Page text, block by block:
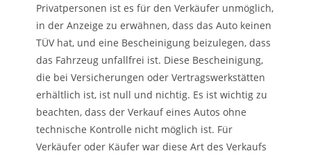
Privatpersonen ist es für den Verkäufer unmöglich,
in der Anzeige zu erwähnen, dass das Auto keinen
TÜV hat, und eine Bescheinigung beizulegen, dass
das Fahrzeug unfallfrei ist. Diese Bescheinigung,
die bei Versicherungen oder Vertragswerkstätten
erhältlich ist, ist null und nichtig. Es ist wichtig zu
beachten, dass der Verkauf eines Autos ohne
technische Kontrolle nicht möglich ist. Für
Verkäufer oder Käufer war diese Art des Verkaufs